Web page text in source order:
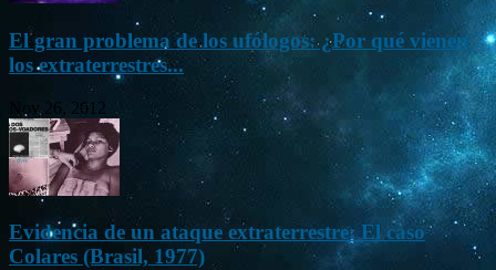
El gran problema de los ufólogos: ¿Por qué vienen
los extraterrestres...
Nov 26, 2012
Evidencia de un ataque extraterrestre: El caso
Colares (Brasil, 1977)